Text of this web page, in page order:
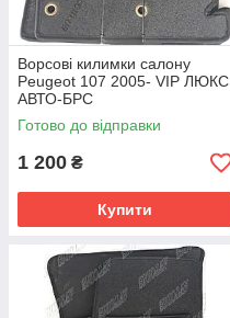
Ворсові килимки салону
Peugeot 107 2005- VIP ЛЮКС
АВТО-БРС
Готово до відправки
1 200 ₴
Купити